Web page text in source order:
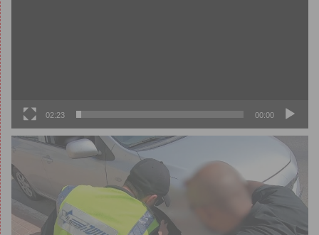
00:00
02:23